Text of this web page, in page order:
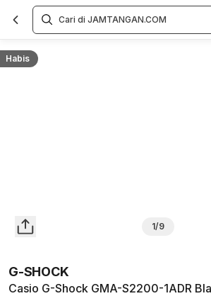
Habis
1/9
G-SHOCK
Casio G-Shock GMA-S2200-1ADR
Overview